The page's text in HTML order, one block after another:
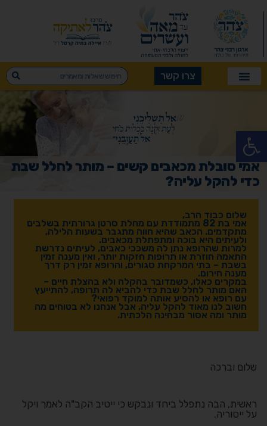
פתח סרגל נגישות
צרו קשר
אמי סובלת מכאבים קשים – מותר לחלל שבת
כדי להקל עליה?
שלום כבוד הרב,
אמי בת 82 מתמודדת עם מחלת סרטן גרורתית בשלבים
מתקדמים. הכאב שהיא חווה מתגבר בשעות הלילה,
ולעיתים היא בוכה ומתפתלת מכאבים.
למרות שהרופא נתן לה משככי כאבים, לעיתים נדרשת
התאמה חוזרת או תרופות חזקות יותר, ואין מענה זמין
בשבת – בתי המרקחת סגורים, והרופא זמין רק דרך
מענה חירום.
במקרים כאלו, כשמדובר בהקלה ולא בהצלת חיים –
האם מותר לחלל שבת כדי להביא לה תרופה, להתייעץ
עם רופא או להסיע אותה למוקד רפואי?
חשוב לנו מאוד להקל עליה, אבל אנחנו לא בטוחים מה
מותר ומה אסור מבחינה הלכתית.
שלום וברכה
ראשית, הבה נתפלל ביחד ונבקש כי ייטיב הקב"ה לאמך ויקל
על ייסוריה.